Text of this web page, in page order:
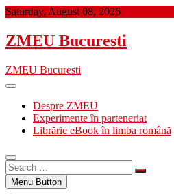
Skip
content
Saturday, August 08, 2026
ZMEU Bucuresti
ZMEU Bucuresti
Despre ZMEU
Experimente în parteneriat
Librărie eBook în limba română
Search
…Menu Button